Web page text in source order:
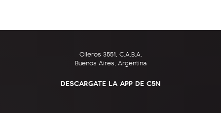
Olleros 3551, C.A.B.A.
Buenos Aires, Argentina
DESCARGATE LA APP DE C5N